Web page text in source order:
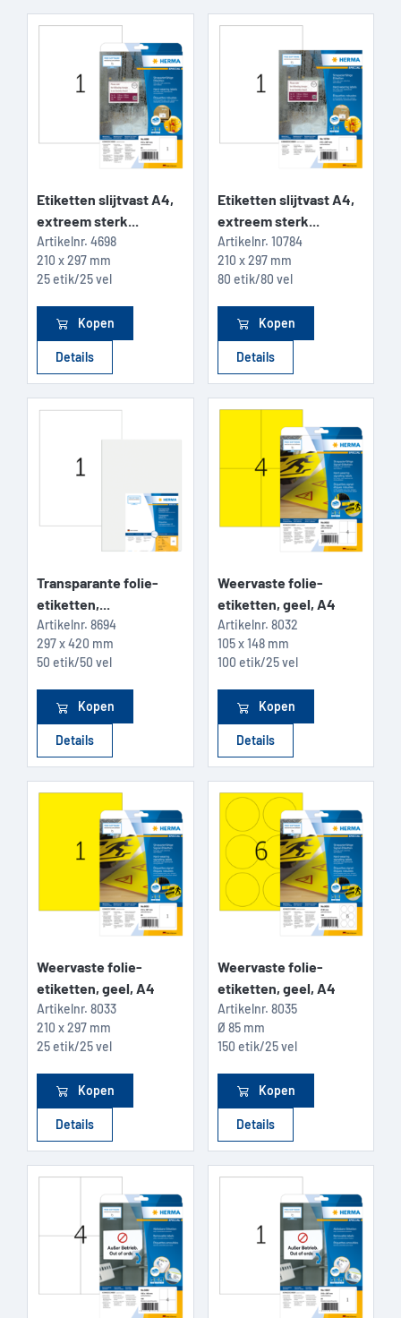
Etiketten slijtvast A4,
extreem sterk...
Artikelnr. 4698
210 x 297 mm
25 etik/25 vel
Kopen
Details
Etiketten slijtvast A4,
extreem sterk...
Artikelnr. 10784
210 x 297 mm
80 etik/80 vel
Kopen
Details
Transparante folie-
etiketten,...
Artikelnr. 8694
297 x 420 mm
50 etik/50 vel
Kopen
Details
Weervaste folie-
etiketten, geel, A4
Artikelnr. 8032
105 x 148 mm
100 etik/25 vel
Kopen
Details
Weervaste folie-
etiketten, geel, A4
Artikelnr. 8033
210 x 297 mm
25 etik/25 vel
Kopen
Details
Weervaste folie-
etiketten, geel, A4
Artikelnr. 8035
Ø 85 mm
150 etik/25 vel
Kopen
Details